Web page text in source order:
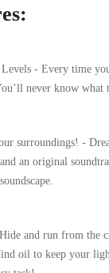
Levels - Every time
never know what
surroundings! -
an original
and run from the
oil to keep your